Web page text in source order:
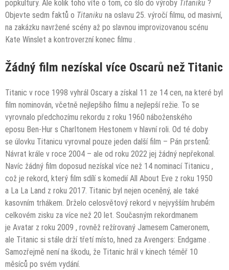
popkultury. Ale kolik toho víte o tom, co šlo do výroby Titaniku ?
Objevte sedm faktů o Titaniku na oslavu 25. výročí filmu, od masivní,
na zakázku navržené scény až po slavnou improvizovanou scénu
Kate Winslet a kontroverzní konec filmu .
Žádný film nezískal více Oscarů než Titanic
Titanic v roce 1998 vyhrál Oscary a získal 11 ze 14 cen, na které byl
film nominován, včetně nejlepšího filmu a nejlepší režie. To se
vyrovnalo předchozímu rekordu z roku 1960 náboženského
eposu Ben-Hur s Charltonem Hestonem v hlavní roli. Od té doby
se úlovku Titanicu vyrovnal pouze jeden další film – Pán prstenů:
Návrat krále v roce 2004 – ale od roku 2022 jej žádný nepřekonal.
Navíc žádný film doposud nezískal více než 14 nominací Titanicu ,
což je rekord, který film sdílí s komedií All About Eve z roku 1950
a La La Land z roku 2017. Titanic byl nejen oceněný, ale také
kasovním trhákem. Drželo celosvětový rekord v nejvyšším hrubém
celkovém zisku za více než 20 let. Současným rekordmanem
je Avatar z roku 2009 , rovněž režírovaný Jamesem Cameronem,
ale Titanic si stále drží třetí místo, hned za Avengers: Endgame .
Samozřejmě není na škodu, že Titanic hrál v kinech téměř 10
měsíců po svém vydání.